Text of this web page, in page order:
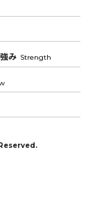
み Strength